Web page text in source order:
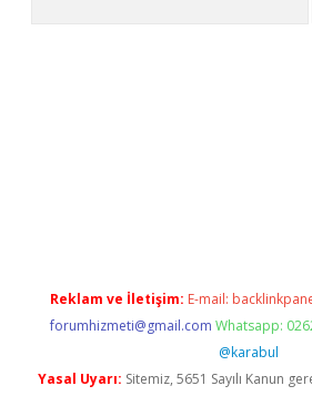
Reklam ve İletişim: E-mail:
forumhizmeti@gmail.com Whatsapp:
@karabul
Yasal Uyarı: Sitemiz, 5651 Sayılı Kanun